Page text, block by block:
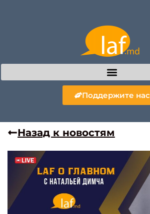
Поддержите нас
Назад к новостям